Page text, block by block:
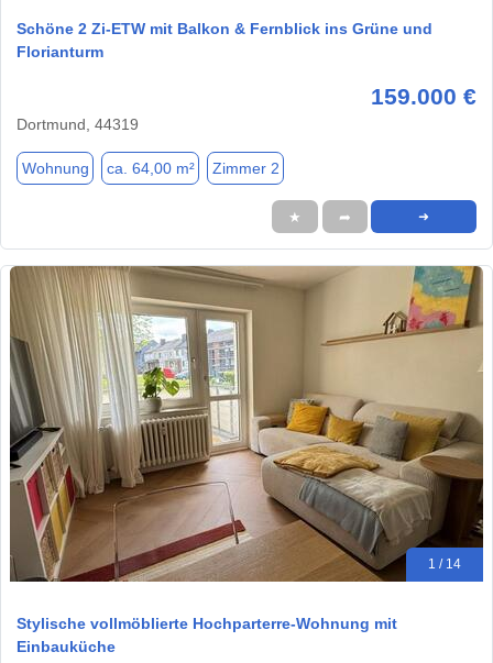
Schöne 2 Zi-ETW mit Balkon & Fernblick ins Grüne und
Florianturm
159.000 €
Dortmund, 44319
Wohnung ca. 64,00 m² Zimmer 2
★ ➦ ➜
1 / 14
Stylische vollmöblierte Hochparterre-Wohnung mit
Einbauküche